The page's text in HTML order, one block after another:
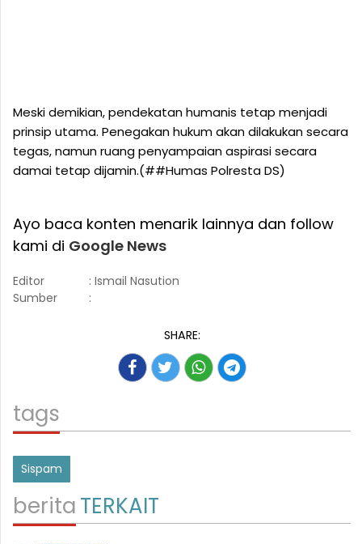
Meski demikian, pendekatan humanis tetap menjadi
prinsip utama. Penegakan hukum akan dilakukan secara
tegas, namun ruang penyampaian aspirasi secara
damai tetap dijamin.(##Humas Polresta DS)
Ayo baca konten menarik lainnya dan follow
kami di Google News
Editor
: Ismail Nasution
Sumber
:
SHARE:
tags
Sispam
beritaTERKAIT